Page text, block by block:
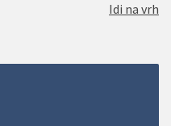
Idi na vrh